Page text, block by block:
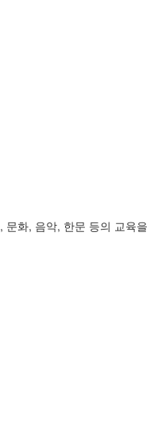
화, 음악, 한문 등의 교육